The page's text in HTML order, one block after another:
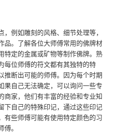
，例如雕刻的风格、细节处理等，
品。了解各位大师傅常用的佛牌材
特定的金属或矿物等制作佛牌。熟
每位师傅的符文都有其独特的特
推断出可能的师傅。因为每个时期
果自己无法确定，可以询问一些专
商家，他们有丰富的经验和专业知
下自己的特殊印记，通过这些印记
有些师傅可能有使用特定颜色的习
。